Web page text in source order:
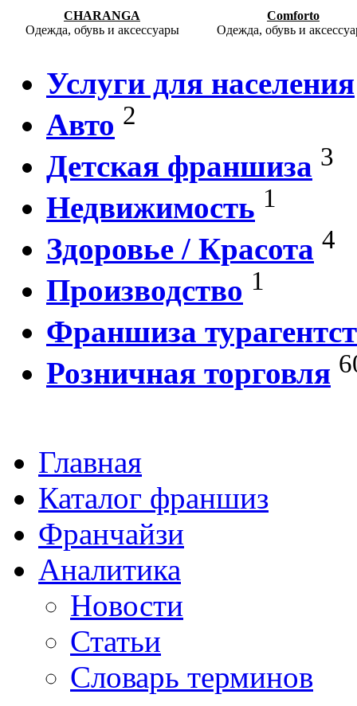
CHARANGA
Одежда, обувь и аксессуары
Comforto
Одежда, обувь и
Услуги для населения
Авто 2
Детская франшиза 3
Недвижимость 1
Здоровье / Красота 4
Производство 1
Франшиза
Розничная торговля
Главная
Каталог франшиз
Франчайзи
Аналитика
Новости
Статьи
Словарь терминов